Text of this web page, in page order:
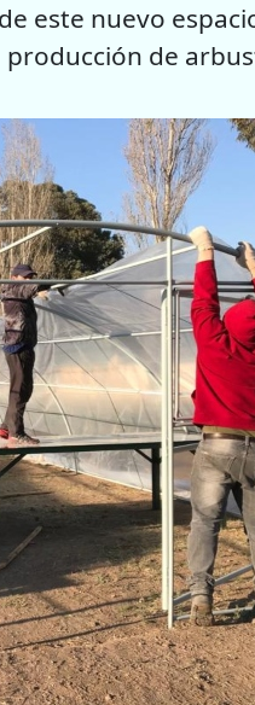
este nuevo
de